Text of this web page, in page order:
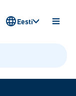
AVA
Eesti